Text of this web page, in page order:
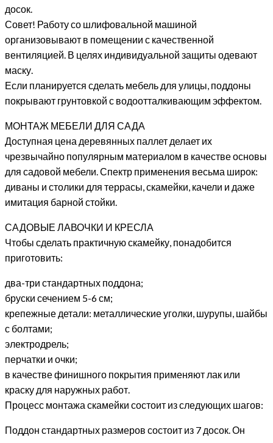
досок.
Совет! Работу со шлифовальной машиной
организовывают в помещении с качественной
вентиляцией. В целях индивидуальной защиты одевают
маску.
Если планируется сделать мебель для улицы, поддоны
покрывают грунтовкой с водоотталкивающим эффектом.
МОНТАЖ МЕБЕЛИ ДЛЯ САДА
Доступная цена деревянных паллет делает их
чрезвычайно популярным материалом в качестве основы
для садовой мебели. Спектр применения весьма широк:
диваны и столики для террасы, скамейки, качели и даже
имитация барной стойки.
САДОВЫЕ ЛАВОЧКИ И КРЕСЛА
Чтобы сделать практичную скамейку, понадобится
приготовить:
два-три стандартных поддона;
бруски сечением 5-6 см;
крепежные детали: металлические уголки, шурупы, шайбы
с болтами;
электродрель;
перчатки и очки;
в качестве финишного покрытия применяют лак или
краску для наружных работ.
Процесс монтажа скамейки состоит из следующих шагов:
Поддон стандартных размеров состоит из 7 досок. Он